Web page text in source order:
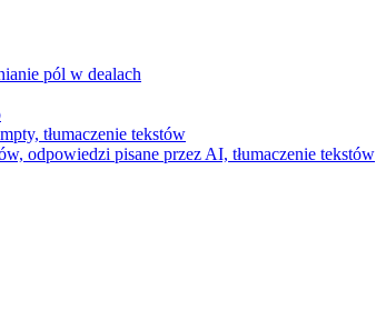
pól w dealach
tłumaczenie tekstów
odpowiedzi pisane przez AI, tłumaczenie tekstów